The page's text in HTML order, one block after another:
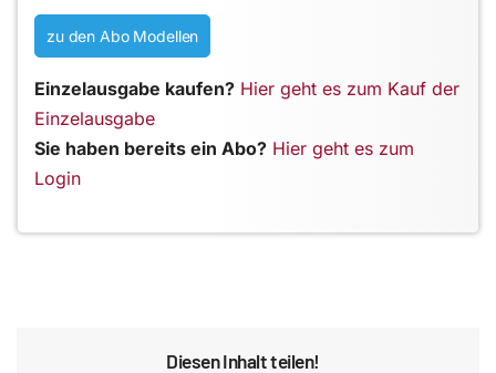
zu den Abo Modellen
Einzelausgabe kaufen? Hier geht es zum Kauf der
Einzelausgabe
Sie haben bereits ein Abo? Hier geht es zum
Login
Diesen Inhalt teilen!